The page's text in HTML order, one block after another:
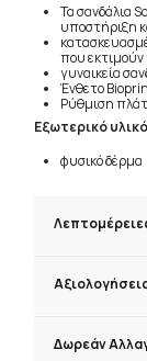
Τα σανδάλια
υποστήριξη
που
γυναικεία
Ένθετο
Ρύθμιση
Εξωτερικό
φυσικό δέρμα
Δωρεάν